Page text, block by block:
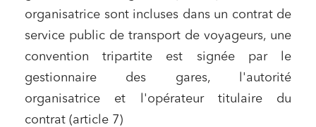
organisatrice sont incluses dans un contrat de
service public de transport de voyageurs, une
convention tripartite est signée par le
gestionnaire des gares, l'autorité
organisatrice et l'opérateur titulaire du
contrat (article 7)
solidaire
Media et édition
Immobilier et habitat